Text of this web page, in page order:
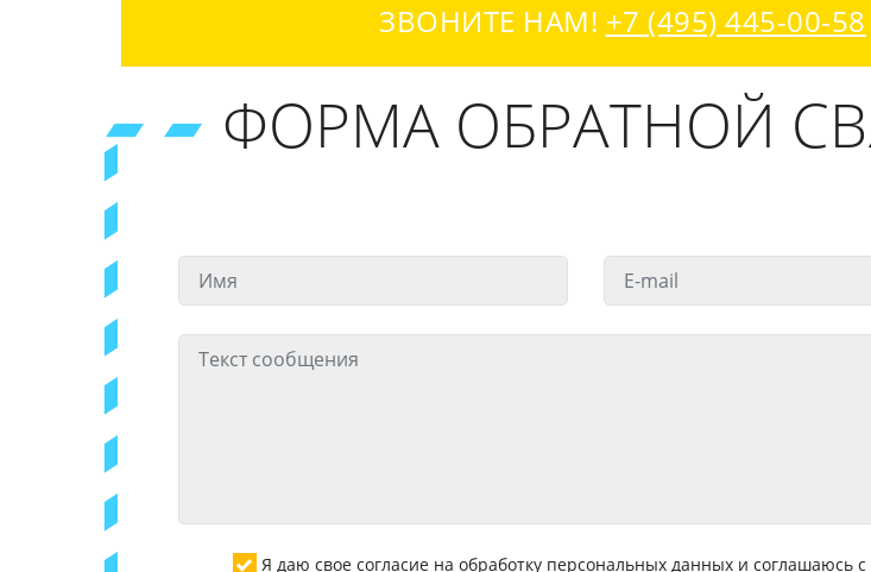
ЗВОНИТЕ НАМ! +7 (495) 445-00-58
ФОРМА ОБРАТНОЙ
Я даю свое согласие на обработку персональных данных и